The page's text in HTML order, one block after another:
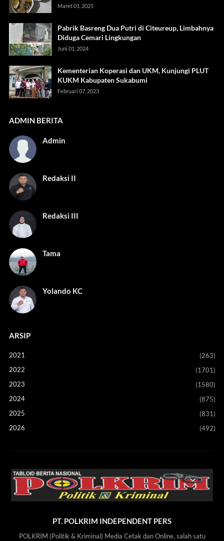
Maret 01, 2025
Pabrik Basreng Dua Putri di Citeureup, Limbahnya
Diduga Cemari Lingkungan
Juni 01, 2024
Kementerian Koperasi dan UKM, Kunjungi PLUT
KUKM Kabupaten Sukabumi
Februari 07, 2023
ADMIN BERITA
Admin
Redaksi II
Redaksi III
Tama
Yolando KC
ARSIP
2021
(263)
2022
(1701)
2023
(1580)
2024
(875)
2025
(831)
2026
(492)
PT. POLKRIM INDEPENDENT PERS
POLKRIM (Politik & Kriminal) Media Cetak dan Online, salah satu